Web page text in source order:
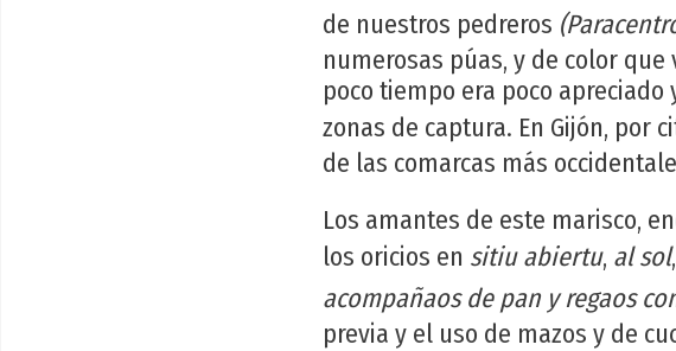
de nuestros pedreros
numerosas púas, y de color
poco tiempo era poco
zonas de captura. En Gijón, por
de las comarcas más
Los amantes de este marisco,
los oricios en sitiu abiertu, al sol,
acompañaos de pan y regaos
previa y el uso de mazos y de